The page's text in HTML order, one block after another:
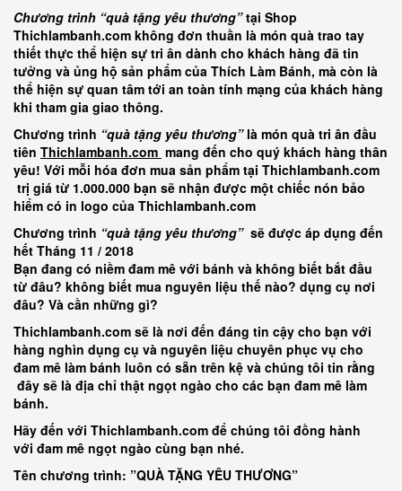
Chương trình “quà tặng yêu thương”tại Shop
Thichlambanh.com không đơn thuần là món quà trao tay
thiết thực thể hiện sự tri ân dành cho khách hàng đã tin
tưởng và ủng hộ sản phẩm của Thích Làm Bánh, mà còn là
thể hiện sự quan tâm tới an toàn tính mạng của khách hàng
khi tham gia giao thông.
Chương trình “quà tặng yêu thương”là món quà tri ân đầu
tiên Thichlambanh.com mang đến cho quý khách hàng thân
yêu! Với mỗi hóa đơn mua sản phẩm tại Thichlambanh.com
trị giá từ 1.000.000 bạn sẽ nhận được một chiếc nón bảo
hiểm có in logo của Thichlambanh.com
Chương trình “quà tặng yêu thương”sẽ được áp dụng đến
hết Tháng 11 / 2018
Bạn đang có niềm đam mê với bánh và không biết bắt đầu
từ đâu? không biết mua nguyên liệu thế nào? dụng cụ nơi
đâu? Và cần những gì?
Thichlambanh.com sẽ là nơi đến đáng tin cậy cho bạn với
hàng nghìn dụng cụ và nguyên liệu chuyên phục vụ cho
đam mê làm bánh luôn có sẵn trên kệ và chúng tôi tin rằng
đây sẽ là địa chỉ thật ngọt ngào cho các bạn đam mê làm
bánh.
Hãy đến với Thichlambanh.com để chúng tôi đồng hành
với đam mê ngọt ngào cùng bạn nhé.
Tên chương trình: ”QUÀ TẶNG YÊU THƯƠNG”